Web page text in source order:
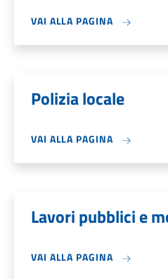
VAI ALLA PAGINA
Polizia locale
VAI ALLA PAGINA
Lavori pubblici e
VAI ALLA PAGINA